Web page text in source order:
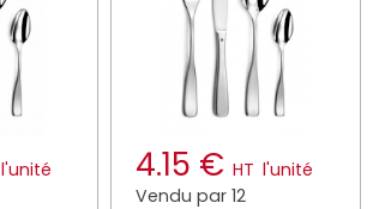
l'unité
4.15 € HT l'unité
Vendu par 12